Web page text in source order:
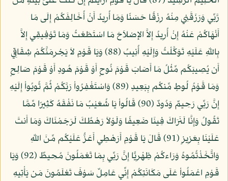
رَّبِّي وَرَزَقَنِي مِنْهُ رِزْقًا حَسَنًا وَمَا أُرِيدُ أَنْ أُخَالِفَكُمْ إِلَى مَا
أَنْهَاكُمْ عَنْهُ إِنْ أُرِيدُ إِلاَّ الإِصْلاَحَ مَا اسْتَطَعْتُ وَمَا تَوْفِيقِي إِلاَّ
بِاللّهِ عَلَيْهِ تَوَكَّلْتُ وَإِلَيْهِ أُنِيبُ (88) وَيَا قَوْمِ لاَ يَجْرِمَنَّكُمْ شِقَاقِي
أَن يُصِيبَكُم مِّثْلُ مَا أَصَابَ قَوْمَ نُوحٍ أَوْ قَوْمَ هُودٍ أَوْ قَوْمَ صَالِحٍ
وَمَا قَوْمُ لُوطٍ مِّنكُم بِبَعِيدٍ (89) وَاسْتَغْفِرُواْ رَبَّكُمْ ثُمَّ تُوبُواْ إِلَيْهِ
إِنَّ رَبِّي رَحِيمٌ وَدُودٌ (90) قَالُواْ يَا شُعَيْبُ مَا نَفْقَهُ كَثِيرًا مِّمَّا
تَقُولُ وَإِنَّا لَنَرَاكَ فِينَا ضَعِيفًا وَلَوْلاَ رَهْطُكَ لَرَجَمْنَاكَ وَمَا أَنتَ
عَلَيْنَا بِعَزِيزٍ (91) قَالَ يَا قَوْمِ أَرَهْطِي أَعَزُّ عَلَيْكُم مِّنَ اللّهِ
وَاتَّخَذْتُمُوهُ وَرَاءكُمْ ظِهْرِيًّا إِنَّ رَبِّي بِمَا تَعْمَلُونَ مُحِيطٌ (92) وَيَا
قَوْمِ اعْمَلُواْ عَلَى مَكَانَتِكُمْ إِنِّي عَامِلٌ سَوْفَ تَعْلَمُونَ مَن يَأْتِيهِ